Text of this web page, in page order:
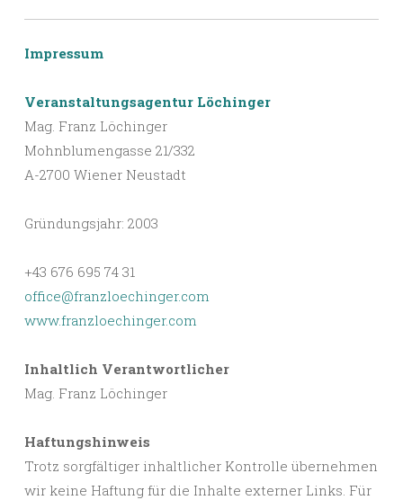
Impressum
Veranstaltungsagentur Löchinger
Mag. Franz Löchinger
Mohnblumengasse 21/332
A-2700 Wiener Neustadt
Gründungsjahr: 2003
+43 676 695 74 31
office@franzloechinger.com
www.franzloechinger.com
Inhaltlich Verantwortlicher
Mag. Franz Löchinger
Haftungshinweis
Trotz sorgfältiger inhaltlicher Kontrolle übernehmen
wir keine Haftung für die Inhalte externer Links. Für